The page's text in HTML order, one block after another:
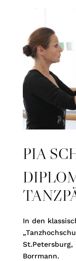
PIA
In den
St.Petersburg,
Borrmann.